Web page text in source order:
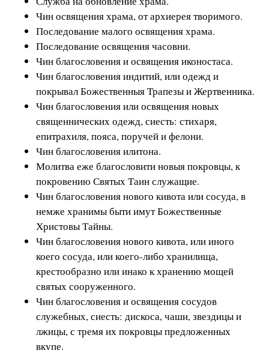
Чин освящения храма, от архиерея творимого.
Последование малого освящения храма.
Последование освящения часовни.
Чин благословения и освящения иконостаса.
Чин благословения индитий, или одежд и
покрывал Божественныя Трапезы и Жертвенника.
Чин благословения или освящения новых
священнических одежд, сиесть: стихаря,
епитрахиля, пояса, поручей и фелони.
Чин благословения илитона.
Молитва еже благословити новыя покровцы, к
покровению Святых Таин служащие.
Чин благословения нового кивота или сосуда, в
немже хранимы быти имут Божественные
Христовы Тайны.
Чин благословения нового кивота, или иного
коего сосуда, или коего-либо хранилища,
крестообразно или инако к хранению мощей
святых сооруженного.
Чин благословения и освящения сосудов
служебных, сиесть: дискоса, чаши, звездицы и
лжицы, с тремя их покровцы предложенных
вкупе.